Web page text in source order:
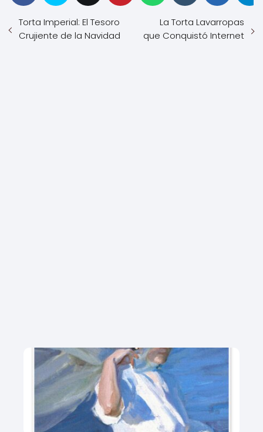
Torta Imperial: El Tesoro
Crujiente de la Navidad
La Torta Lavarropas
que Conquistó Internet